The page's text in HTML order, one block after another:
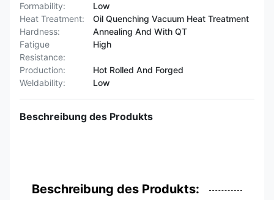
Formability:
Low
Heat Treatment:
Oil Quenching Vacuum Heat Treatment
Hardness:
Annealing And With QT
Fatigue
Resistance:
High
Production:
Hot Rolled And Forged
Weldability:
Low
Beschreibung des Produkts
Beschreibung des Produkts: